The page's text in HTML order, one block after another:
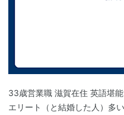
33歳営業職 滋賀在住 英語堪
エリート（と結婚した人）多